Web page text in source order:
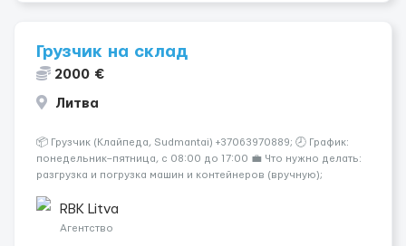
Грузчик на склад
2000 €
Литва
📦 Грузчик (Клайпеда, Sudmantai) +37063970889; 🕗 График:
понедельник–пятница, с 08:00 до 17:00 💼 Что нужно делать:
разгрузка и погрузка машин и контейнеров (вручную);
выполнение других поручений заведующего складом. ✅
Требования: ...
RBK Litva
Агентство